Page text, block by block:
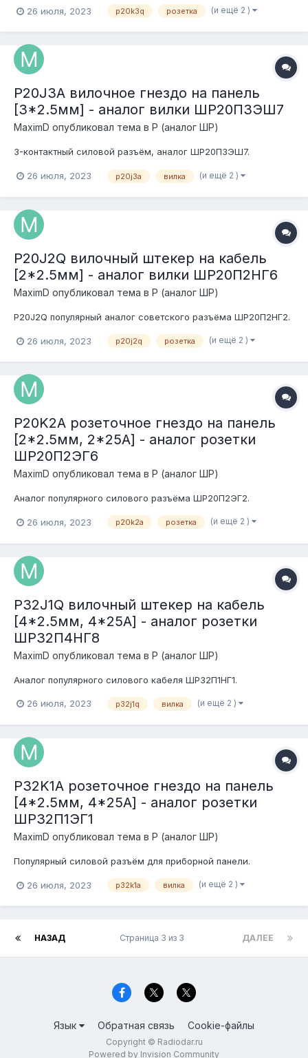
26 июля, 2023 p20k3q розетка (и ещё 2 )
P20J3A вилочное гнездо на панель
[3*2.5мм] - аналог вилки ШР20П3ЭШ7
MaximD опубликовал тема в P (аналог ШР)
3-контактный силовой разъём, аналог ШР20П3ЭШ7.
26 июля, 2023 p20j3a вилка (и ещё 2 )
P20J2Q вилочный штекер на кабель
[2*2.5мм] - аналог вилки ШР20П2НГ6
MaximD опубликовал тема в P (аналог ШР)
P20J2Q популярный аналог советского разъёма ШР20П2НГ2.
26 июля, 2023 p20j2q розетка (и ещё 2 )
P20K2A розеточное гнездо на панель
[2*2.5мм, 2*25А] - аналог розетки
ШР20П2ЭГ6
MaximD опубликовал тема в P (аналог ШР)
Аналог популярного силового разъёма ШР20П2ЭГ2.
26 июля, 2023 p20k2a розетка (и ещё 2 )
P32J1Q вилочный штекер на кабель
[4*2.5мм, 4*25А] - аналог розетки
ШР32П4НГ8
MaximD опубликовал тема в P (аналог ШР)
Аналог популярного силового кабеля ШР32П1НГ1.
26 июля, 2023 p32j1q вилка (и ещё 2 )
P32K1A розеточное гнездо на панель
[4*2.5мм, 4*25А] - аналог розетки
ШР32П1ЭГ1
MaximD опубликовал тема в P (аналог ШР)
Популярный силовой разъём для приборной панели.
26 июля, 2023 p32k1a вилка (и ещё 2 )
НАЗАД ДАЛЕЕ
Страница 3 из 3
Язык Обратная связь Cookie-файлы
Copyright © Radiodar.ru
Powered by Invision Community